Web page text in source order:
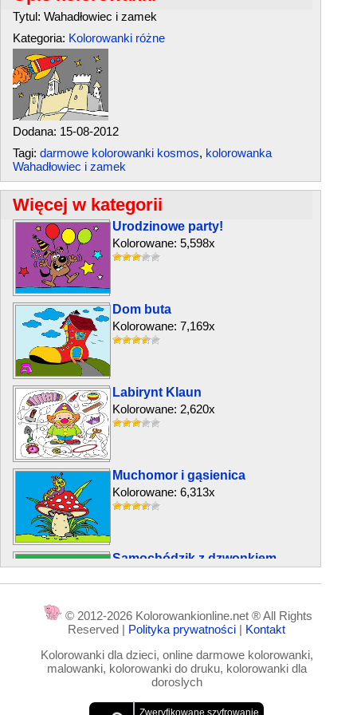
Tytul: Wahadłowiec i zamek
Kategoria: Kolorowanki różne
Dodana: 15-08-2012
Tagi: darmowe kolorowanki kosmos, kolorowanka
Wahadłowiec i zamek
Więcej w kategorii
Urodzinowe party!
Kolorowane: 5,598x
Dom buta
Kolorowane: 7,169x
Labirynt Klaun
Kolorowane: 2,620x
Muchomor i gąsienica
Kolorowane: 6,313x
Samochódzik z dzwonkiem
Kolorowane: 3,924x
© 2012-2026 Kolorowankionline.net ® All Rights
Reserved | Polityka prywatności | Kontakt
Kolorowanki dla dzieci, online darmowe kolorowanki,
malowanki, kolorowanki do druku, kolorowanki dla
doroslych